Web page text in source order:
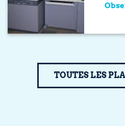
TOUTES LES